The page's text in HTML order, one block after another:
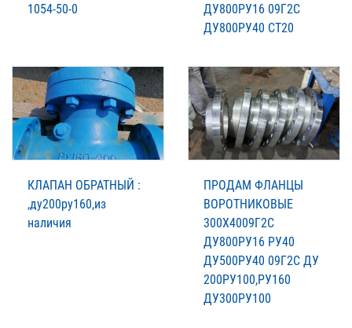
1054-50-0
ДУ800РУ16 09Г2С
ДУ800РУ40 СТ20
КЛАПАН ОБРАТНЫЙ :
,ду200ру160,из
наличия
ПРОДАМ ФЛАНЦЫ
ВОРОТНИКОВЫЕ
300Х4009Г2С
ДУ800РУ16 РУ40
ДУ500РУ40 09Г2С ДУ
200РУ100,РУ160
ДУ300РУ100